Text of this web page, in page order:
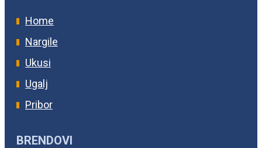
Home
Nargile
Ukusi
Ugalj
Pribor
BRENDOVI